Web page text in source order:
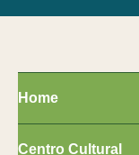
Home
Centro Cultural